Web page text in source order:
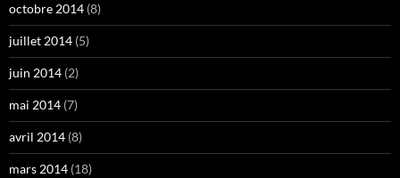
octobre 2014 (8)
juillet 2014 (5)
juin 2014 (2)
mai 2014 (7)
avril 2014 (8)
mars 2014 (18)